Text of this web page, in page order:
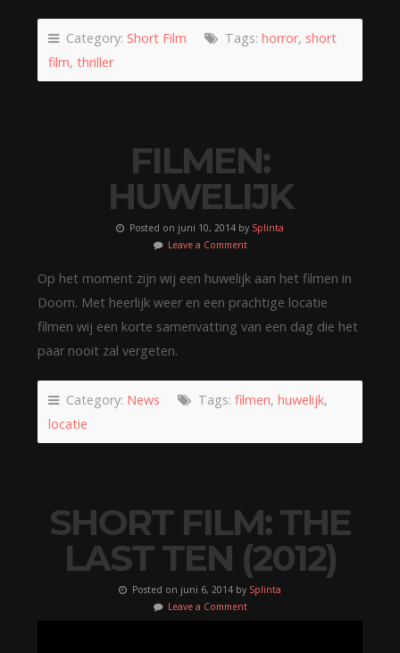
Category: Short Film Tags: horror, short
film, thriller
FILMEN:
HUWELIJK
Posted on juni 10, 2014 by Splinta
Leave a Comment
Op het moment zijn wij een huwelijk aan het filmen in
Doorn. Met heerlijk weer en een prachtige locatie
filmen wij een korte samenvatting van een dag die het
paar nooit zal vergeten.
Category: News Tags: filmen, huwelijk,
locatie
SHORT FILM: THE
LAST TEN (2012)
Posted on juni 6, 2014 by Splinta
Leave a Comment